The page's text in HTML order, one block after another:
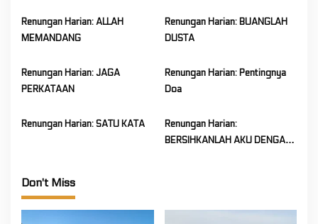
t
i
n
Renungan Harian: ALLAH
MEMANDANG
Renungan Harian: BUANGLAH
DUSTA
Renungan Harian: JAGA
PERKATAAN
Renungan Harian: Pentingnya
Doa
Renungan Harian: SATU KATA
Renungan Harian:
BERSIHKANLAH AKU DENGAN
Don't Miss